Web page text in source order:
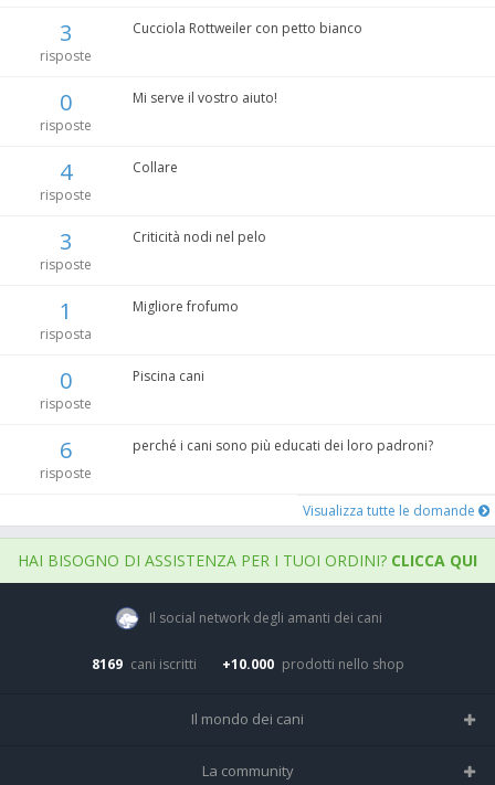
3
risposte
Cucciola Rottweiler con petto bianco
0
risposte
Mi serve il vostro aiuto!
4
risposte
Collare
3
risposte
Criticità nodi nel pelo
1
risposta
Migliore frofumo
0
risposte
Piscina cani
6
risposte
perché i cani sono più educati dei loro padroni?
Visualizza tutte le domande
HAI BISOGNO DI ASSISTENZA PER I TUOI ORDINI? CLICCA QUI
Il social network degli amanti dei cani
8169 cani iscritti +10.000 prodotti nello shop
Il mondo dei cani
Tutte le razze
La community